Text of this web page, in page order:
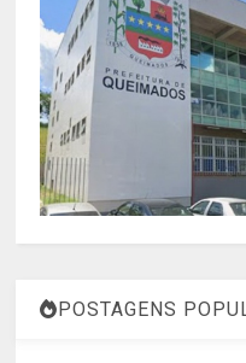
POSTAGENS